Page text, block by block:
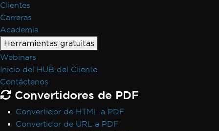
Clientes
Carreras
Academia
Herramientas gratuitas
Webinars
Inicio del HUB del Cliente
Contáctenos
Convertidores de PDF
Convertidor de HTML a PDF
Convertidor de URL a PDF